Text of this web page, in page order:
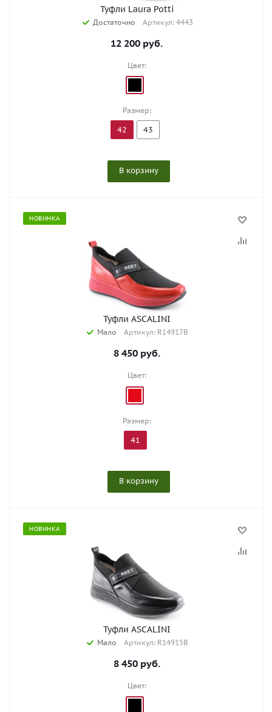
Туфли Laura Potti
Достаточно Артикул: 4443
12 200 руб.
Цвет:
Размер:
42 43
В корзину
НОВИНКА
Туфли ASCALINI
Мало Артикул: R14917B
8 450руб.
Цвет:
Размер:
41
В корзину
НОВИНКА
Туфли ASCALINI
Мало Артикул: R14915B
8 450руб.
Цвет: